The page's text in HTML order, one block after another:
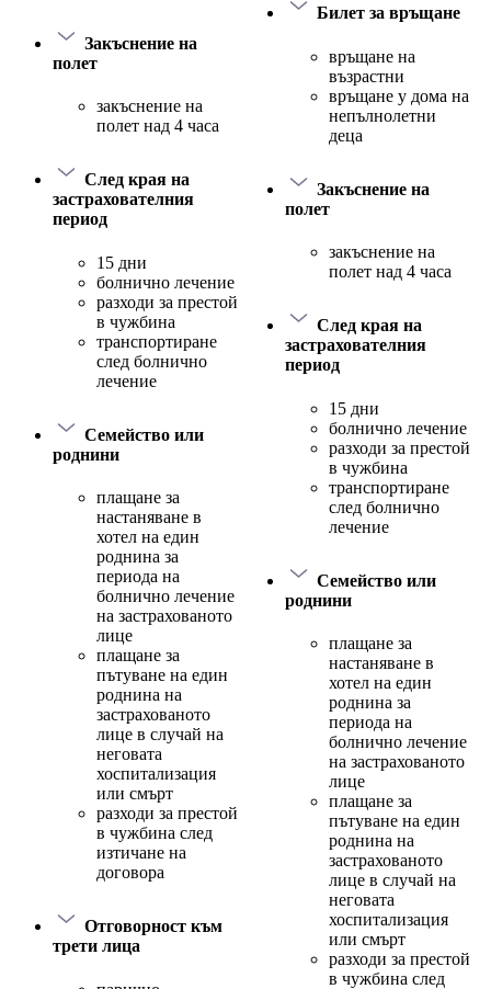
Закъснение на
полет
закъснение на
полет над 4 часа
След края на
застрахователния
период
15 дни
болнично лечение
разходи за престой
в чужбина
транспортиране
след болнично
лечение
Семейство или
роднини
плащане за
настаняване в
хотел на един
роднина за
периода на
болнично лечение
на застрахованото
лице
плащане за
пътуване на един
роднина на
застрахованото
лице в случай на
неговата
хоспитализация
или смърт
разходи за престой
в чужбина след
изтичане на
договора
Отговорност към
трети лица
Билет за връщане
връщане на
възрастни
връщане у дома на
непълнолетни
деца
Закъснение на
полет
закъснение на
полет над 4 часа
След края на
застрахователния
период
15 дни
болнично лечение
разходи за престой
в чужбина
транспортиране
след болнично
лечение
Семейство или
роднини
плащане за
настаняване в
хотел на един
роднина за
периода на
болнично лечение
на застрахованото
лице
плащане за
пътуване на един
роднина на
застрахованото
лице в случай на
неговата
хоспитализация
или смърт
разходи за престой
в чужбина след